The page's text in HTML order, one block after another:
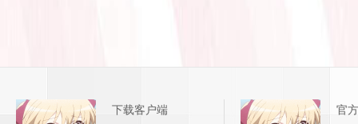
下载客户端 官